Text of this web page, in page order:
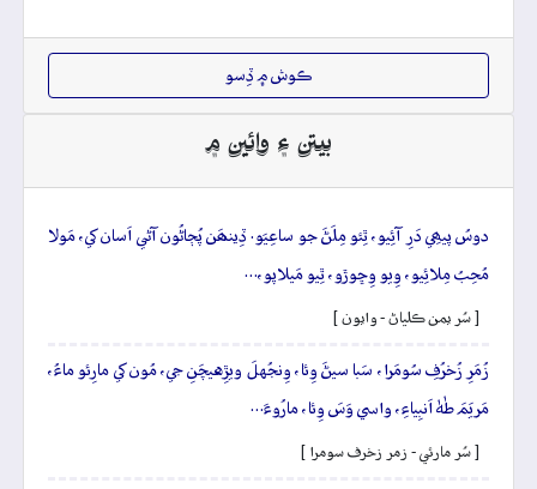
ڪوش ۾ ڏِسو
بيتن ۽ وائين ۾
دوسُ پيھِي دَرِ آئِيو، ٿِئو مِلَڻَ جو ساعِيَو. ڏِينھَن پُڄاڻُون آڻي اَسان کي، مَولا
مُحِبُ مِلائِيو، وِيو وِڇوڙو، ٿِيو مَيلاپو،…
[ سُر يمن ڪلياڻ - وايون ]
زُمَرِ زُخرُفِ سُومَرا، سَبا سيڻَ وِئا، وِنجُهلَ ويڙِهيچَنِ جي، مُون کي مارِئو ماءُ،
مَريَمَ طٰهٰ اَنبِياءِ، واسي وَسَ وِئا، مارُوءَ…
[ سُر مارئي - زمر زخرف سومرا ]